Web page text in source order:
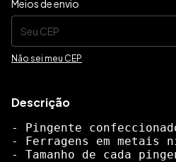
Meios de envio
Não sei meu CEP
Descrição
- Pingente
- Ferragens em metais
- Tamanho de cada